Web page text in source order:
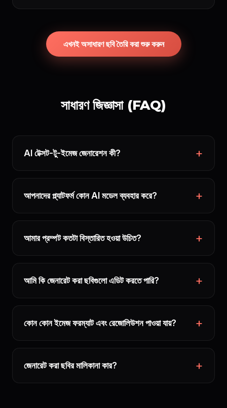
এখনই অসাধারণ ছবি তৈরি করা শুরু করুন
সাধারণ জিজ্ঞাসা (FAQ)
AI টেক্সট-টু-ইমেজ জেনারেশন কী?
আপনাদের প্ল্যাটফর্ম কোন AI মডেল ব্যবহার করে?
আমার প্রম্পট কতটা বিস্তারিত হওয়া উচিত?
আমি কি জেনারেট করা ছবিগুলো এডিট করতে পারি?
কোন কোন ইমেজ ফরম্যাট এবং রেজোলিউশন পাওয়া যায়?
জেনারেট করা ছবির মালিকানা কার?